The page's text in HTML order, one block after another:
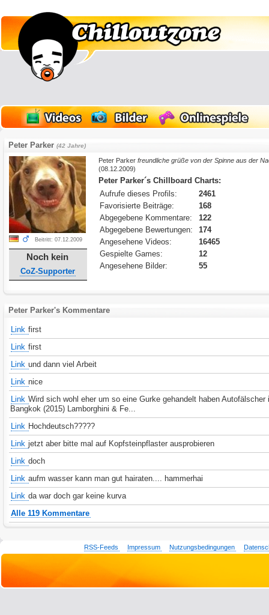
Peter Parker(42 Jahre)
Beitritt: 07.12.2009
Noch kein
CoZ-Supporter
Peter Parkerfreundliche grüße von der Spinne aus der
(08.12.2009)
Peter Parker´s Chillboard Charts:
Aufrufe dieses Profils:
2461
Favorisierte Beiträge:
168
Abgegebene Kommentare:
122
Abgegebene Bewertungen:
174
Angesehene Videos:
16465
Gespielte Games:
12
Angesehene Bilder:
55
Peter Parker's Kommentare
Link first
Link first
Link und dann viel Arbeit
Link nice
Link Wird sich wohl eher um so eine Gurke gehandelt haben Autofälscher
Bangkok (2015) Lamborghini & Fe...
Link Hochdeutsch?????
Link jetzt aber bitte mal auf Kopfsteinpflaster ausprobieren
Link doch
Link aufm wasser kann man gut hairaten.... hammerhai
Link da war doch gar keine kurva
Alle 119 Kommentare
RSS-Feeds Impressum Nutzungsbedingungen